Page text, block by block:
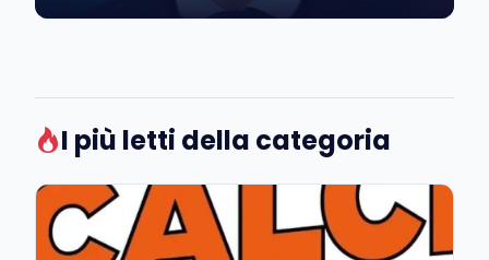
I più letti della categoria